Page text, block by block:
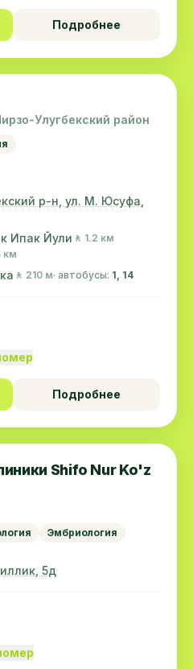
Подробнее
Улугбекский район
ул. М. Юсуфа,
Ипак Йули 🚶 1.2 км
км
🚶 210 м· автобусы: 1, 14
Подробнее
Shifo Nur Ko'z
Эмбриология
5д